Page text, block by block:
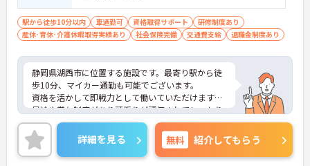
駅から徒歩10分以内 車通勤可 資格取得サポート
研修制度あり
産休･育休･介護休暇取得実績あり
社会保険完備 交通費支給 退職金制度あり
静岡県湖西市に位置する施設です。最寄り駅から徒
歩10分、マイカー通勤も可能でございます。
資格を活かして即戦力として働いていただけます。
昇給や賞与制度があり頑張りが評価されてしっかり
と職員に還元されます。
ご興味のある方には、面接対策ポイントなど、さら
に詳細をお話しいたしますのでお気軽にご相談くだ
さい！
詳細を見る 無料 紹介してもらう